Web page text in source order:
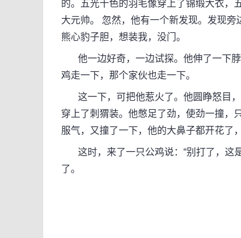
的。五光十色的羽毛像穿上了锦缎大衣，
大元帅。 忽然，他有一个新发现。发现
熊心豹子胆，想装我，没门。
他一边好奇，一边试探。他伸了一下脖
鸡走一下，那个家伙也走一下。
这一下，可把他惹火了。他圆睁怒目，
穿上了刺猬装。他憋足了劲，使劲一撞，
服气，又撞了一下，他的大鼻子都开花了
这时，来了一只公鸡说：“别打了，这
了。